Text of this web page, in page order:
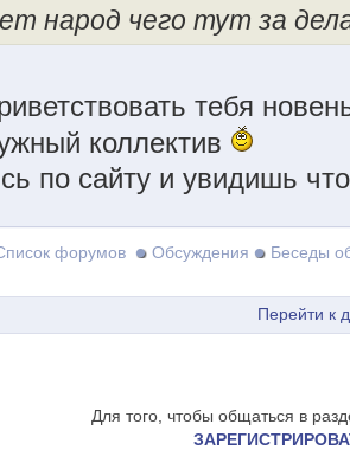
народ чего тут за
тебя
коллектив
по сайту и увидишь
форумов Обсуждения Беседы
Перейти к
Для того, чтобы общаться в